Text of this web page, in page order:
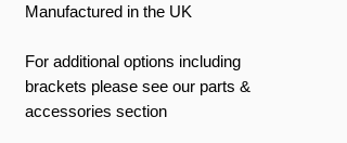
Manufactured in the UK
For additional options including
brackets please see our parts &
accessories section